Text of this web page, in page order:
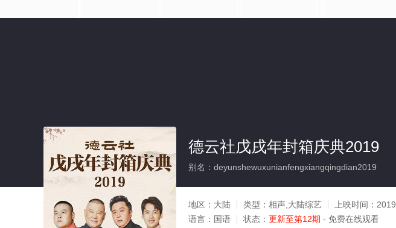
德云社戊戌年封箱庆典2019
别名：deyunshewuxunianfengxiangqingdian2019
地区： 大陆 类型： 相声,大陆综艺 上映时间： 2019
语言： 国语 状态： 更新至第12期 - 免费在线观看